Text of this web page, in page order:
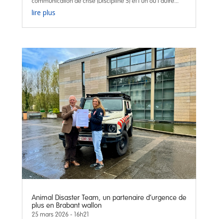
lire plus
Animal Disaster Team, un partenaire d’urgence de
plus en Brabant wallon
25 mars 2026 - 16h21